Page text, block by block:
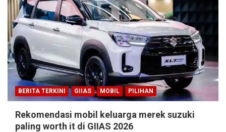
BERITA TERKINI GIIAS MOBIL PILIHAN
Rekomendasi mobil keluarga merek suzuki
paling worth it di GIIAS 2026